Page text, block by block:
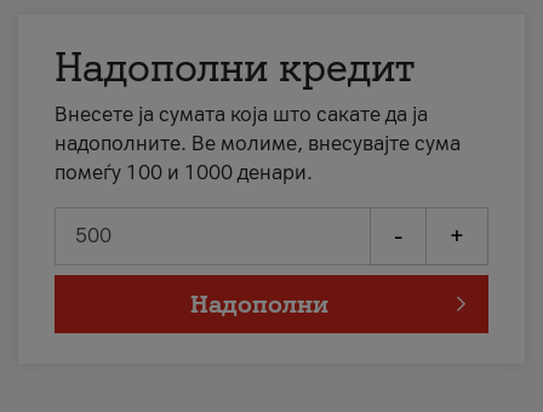
Надополни кредит
Внесете ја сумата која што сакате да ја
надополните. Ве молиме, внесувајте сума
помеѓу 100 и 1000 денари.
- +
Надополни